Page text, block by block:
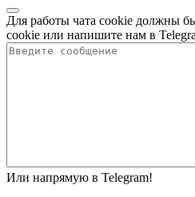
Для работы чата cookie должны
cookie или напишите нам в
Или напрямую в Telegram!